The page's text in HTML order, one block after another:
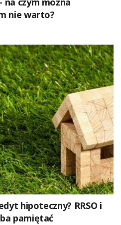
nie warto?
hipoteczny? RRSO i
pamiętać